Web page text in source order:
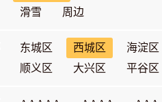
滑雪
周边
东城区 西城区
海淀区
顺义区
大兴区 平谷区